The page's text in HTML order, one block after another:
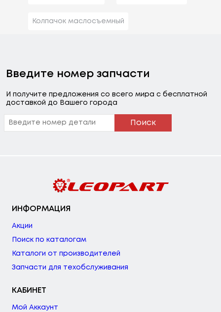
Колпачок маслосъемный
Введите номер запчасти
И получите предложения со всего мира с бесплатной
доставкой до Вашего города
Поиск
ИНФОРМАЦИЯ
Акции
Поиск по каталогам
Каталоги от производителей
Запчасти для техобслуживания
КАБИНЕТ
Мой Аккаунт